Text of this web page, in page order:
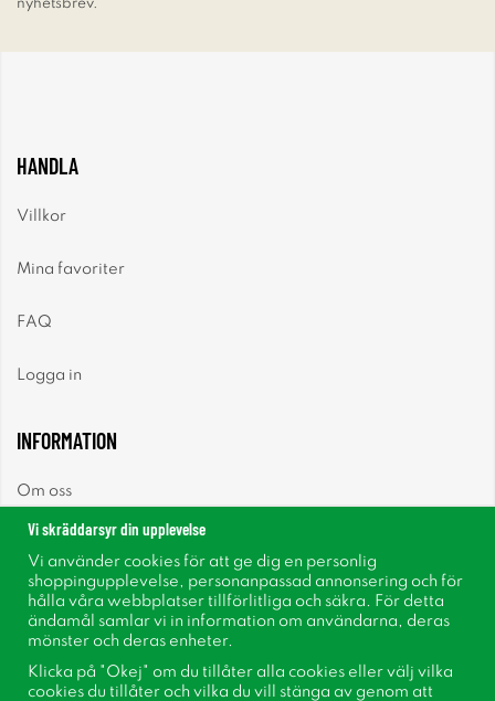
nyhetsbrev.
HANDLA
Villkor
Mina favoriter
FAQ
Logga in
INFORMATION
Om oss
Nyhetsbrev
Om cookies
Vi skräddarsyr din upplevelse
Vi använder cookies för att ge dig en personlig
shoppingupplevelse, personanpassad annonsering och för
hålla våra webbplatser tillförlitliga och säkra. För detta
ändamål samlar vi in information om användarna, deras
mönster och deras enheter.
Klicka på "Okej" om du tillåter alla cookies eller välj vilka
cookies du tillåter och vilka du vill stänga av genom att